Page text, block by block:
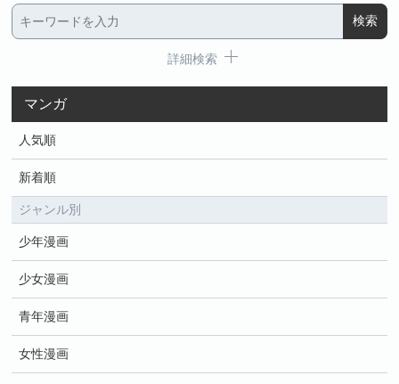
詳細検索
マンガ
人気順
新着順
ジャンル別
少年漫画
少女漫画
青年漫画
女性漫画